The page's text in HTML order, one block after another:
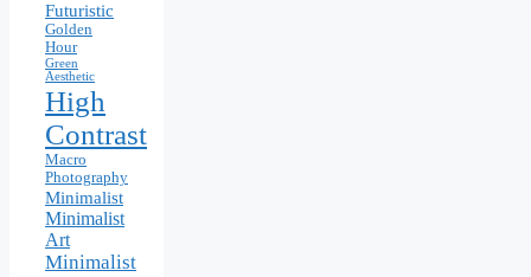
Futuristic
Golden
Hour
Green
Aesthetic
High
Contrast
Macro
Photography
Minimalist
Minimalist
Art
Minimalist